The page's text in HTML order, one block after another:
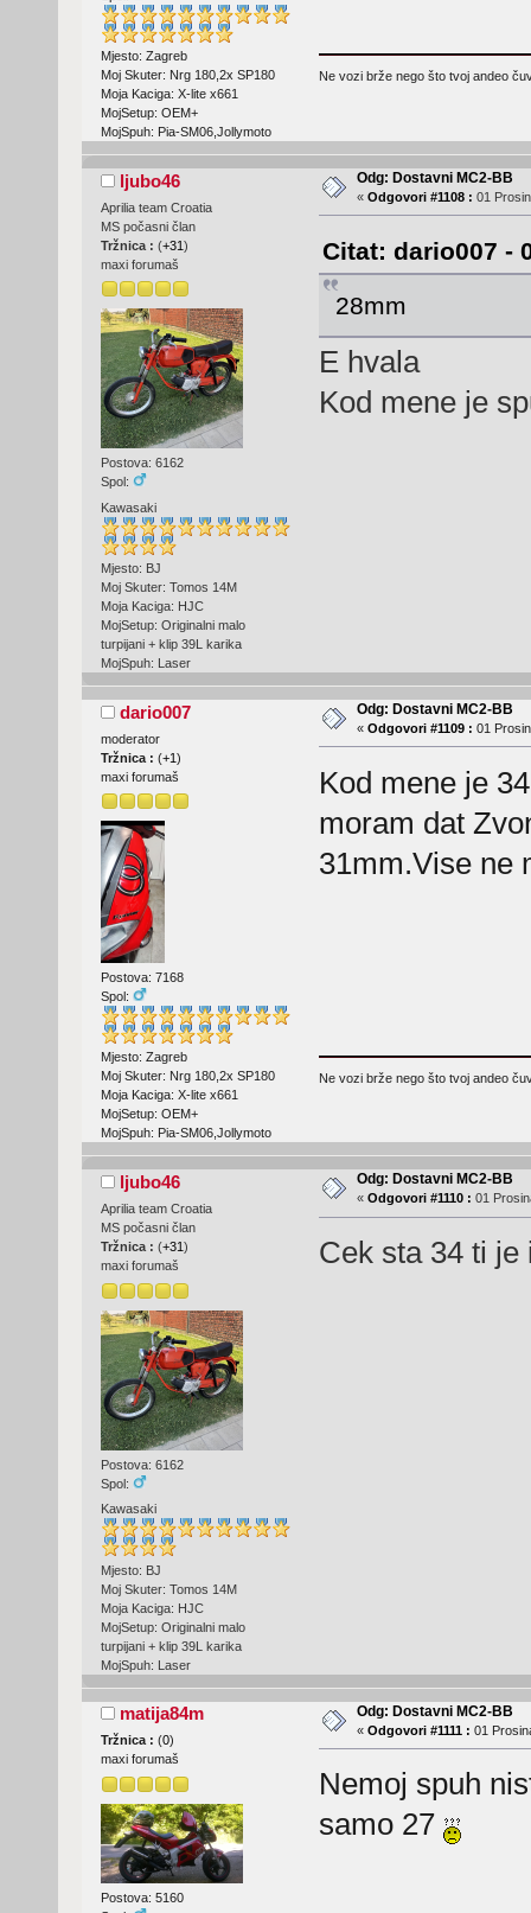
Mjesto: Zagreb
Moj Skuter: Nrg 180,2x SP180
Moja Kaciga: X-lite x661
MojSetup: OEM+
MojSpuh: Pia-SM06,Jollymoto
Ne vozi brže nego što tvoj andeo
ljubo46
Aprilia team Croatia
MS počasni član
Tržnica : (+31)
maxi forumaš
Postova: 6162
Spol:
Kawasaki
Mjesto: BJ
Moj Skuter: Tomos 14M
Moja Kaciga: HJC
MojSetup: Originalni malo
turpijani + klip 39L karika
MojSpuh: Laser
Odg: Dostavni MC2-BB
« Odgovori #1108 : 01
Citat: dario007 -
28mm
E hvala
Kod mene je
dario007
moderator
Tržnica : (+1)
maxi forumaš
Postova: 7168
Spol:
Mjesto: Zagreb
Moj Skuter: Nrg 180,2x SP180
Moja Kaciga: X-lite x661
MojSetup: OEM+
MojSpuh: Pia-SM06,Jollymoto
Odg: Dostavni MC2-BB
« Odgovori #1109 : 01
Kod mene je
moram dat
31mm.Vise ne
Ne vozi brže nego što tvoj andeo
ljubo46
Aprilia team Croatia
MS počasni član
Tržnica : (+31)
maxi forumaš
Postova: 6162
Spol:
Kawasaki
Mjesto: BJ
Moj Skuter: Tomos 14M
Moja Kaciga: HJC
MojSetup: Originalni malo
turpijani + klip 39L karika
MojSpuh: Laser
Odg: Dostavni MC2-BB
« Odgovori #1110 : 01
Cek sta 34 ti
matija84m
Tržnica : (0)
maxi forumaš
Postova: 5160
Odg: Dostavni MC2-BB
« Odgovori #1111 : 01
Nemoj spuh
samo 27